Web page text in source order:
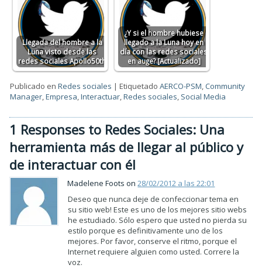
Llegada del hombre a la
Luna visto desde las
redes sociales Apollo50th
¿Y si el hombre hubiese
llegado a la Luna hoy en
día con las redes sociales
en auge? [Actualizado]
Publicado en Redes sociales |Etiquetado AERCO-PSM,Community
Manager,Empresa,Interactuar,Redes sociales, Social Media
1 Responses to Redes Sociales: Una
herramienta más de llegar al público y
de interactuar con él
Madelene Foots on28/02/2012 a las 22:01
Deseo que nunca deje de confeccionar tema en
su sitio web! Este es uno de los mejores sitio webs
he estudiado. Sólo espero que usted no pierda su
estilo porque es definitivamente uno de los
mejores. Por favor, conserve el ritmo, porque el
Internet requiere alguien como usted. Correre la
voz.